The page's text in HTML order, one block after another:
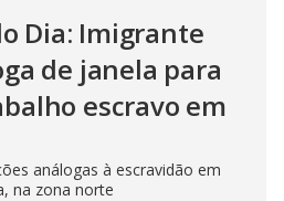
Dia: Imigrante
de janela para
escravo em
análogas à escravidão em
na zona norte